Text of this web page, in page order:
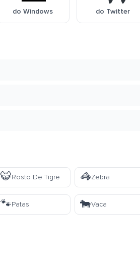
do Windows do Twitter
🐯Rosto De Tigre 🦓Zebra
🐾Patas 🐄Vaca